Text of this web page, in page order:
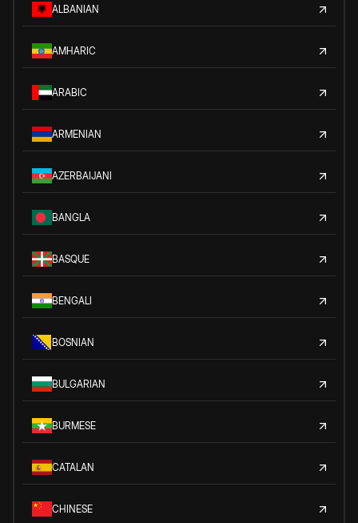
ALBANIAN
AMHARIC
ARABIC
ARMENIAN
AZERBAIJANI
BANGLA
BASQUE
BENGALI
BOSNIAN
BULGARIAN
BURMESE
CATALAN
CHINESE